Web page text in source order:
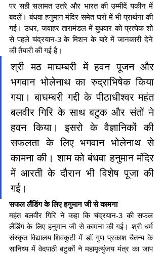
पर सही सलामत उतरे और भारत की उम्मीदें यकीन में
बदलें। बंधवा हनुमान मंदिर समेत घरों में भी प्रार्थना की
गई। उधर, जवाहर तारामंडल में बुधवार को प्रत्येक शो
से पहले चंद्रयान-3 के मिशन के बारे में जानकारी देने
की तैयारी की गई है।
श्री मठ माघम्बरी में हवन पूजन और
भगवान भोलेनाथ का रुद्राभिषेक किया
गया। बाघम्बरी गद्दी के पीठाधीश्वर महंत
बलवीर गिरि के साथ बटुक और संतों ने
हवन किया। इसरो के वैज्ञानिकों की
सफलता के लिए भगवान भोलेनाथ से
कामना की। शाम को बंधवा हनुमान मंदिर
में आरती के दौरान भी विशेष पूजा की
गई।
सफल लैंडिंग के लिए हनुमान जी से कामना
महंत बलवीर गिरि ने कहा कि चंद्रयान-3 की सफल
लैंडिंग के लिए हनुमान जी से कामना की गई। श्री धर्म
संस्कृत विद्यालय शिवकुटी में डाॅ. गुण प्रकाश चैतन्य के
सानिध्य में वेदपाठी बटुकों ने महामृत्युंजय मंत्र का जाप